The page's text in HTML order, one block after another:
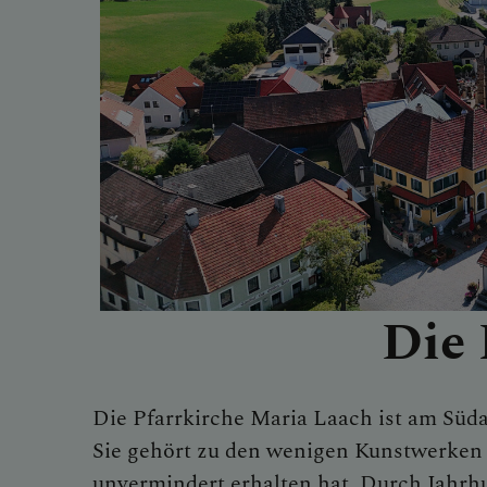
Die
Die Pfarrkirche Maria Laach ist am
Sie gehört zu den wenigen